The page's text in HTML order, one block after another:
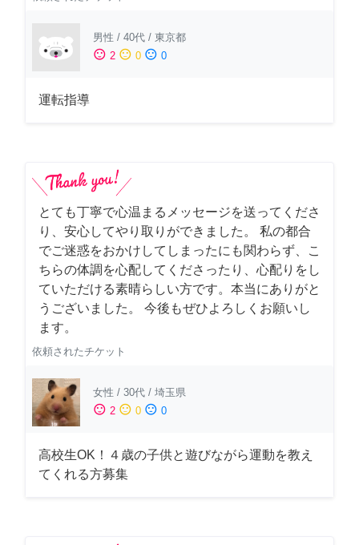
男性 / 40代 / 東京都
sentiment_satisfied 2 sentiment_neutral 0 sentiment_dissatisfied 0
運転指導
とても丁寧で心温まるメッセージを送ってくださ
り、安心してやり取りができました。 私の都合
でご迷惑をおかけしてしまったにも関わらず、こ
ちらの体調を心配してくださったり、心配りをし
ていただける素晴らしい方です。本当にありがと
うございました。 今後もぜひよろしくお願いし
ます。
依頼されたチケット
女性 / 30代 / 埼玉県
sentiment_satisfied 2 sentiment_neutral 0 sentiment_dissatisfied 0
高校生OK！４歳の子供と遊びながら運動を教え
てくれる方募集